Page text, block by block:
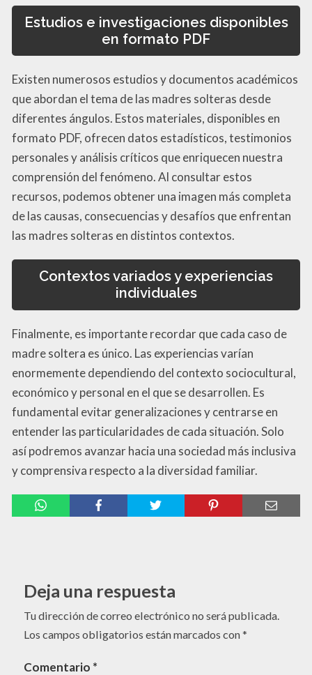
Estudios e investigaciones disponibles
en formato PDF
Existen numerosos estudios y documentos académicos
que abordan el tema de las madres solteras desde
diferentes ángulos. Estos materiales, disponibles en
formato PDF, ofrecen datos estadísticos, testimonios
personales y análisis críticos que enriquecen nuestra
comprensión del fenómeno. Al consultar estos
recursos, podemos obtener una imagen más completa
de las causas, consecuencias y desafíos que enfrentan
las madres solteras en distintos contextos.
Contextos variados y experiencias
individuales
Finalmente, es importante recordar que cada caso de
madre soltera es único. Las experiencias varían
enormemente dependiendo del contexto sociocultural,
económico y personal en el que se desarrollen. Es
fundamental evitar generalizaciones y centrarse en
entender las particularidades de cada situación. Solo
así podremos avanzar hacia una sociedad más inclusiva
y comprensiva respecto a la diversidad familiar.
Deja una respuesta
Tu dirección de correo electrónico no será publicada.
Los campos obligatorios están marcados con*
Comentario *